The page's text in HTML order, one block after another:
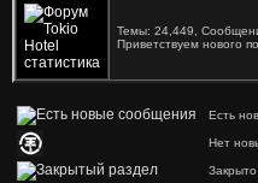
Темы: 24,449,
Приветствуем нового
Есть
Нет